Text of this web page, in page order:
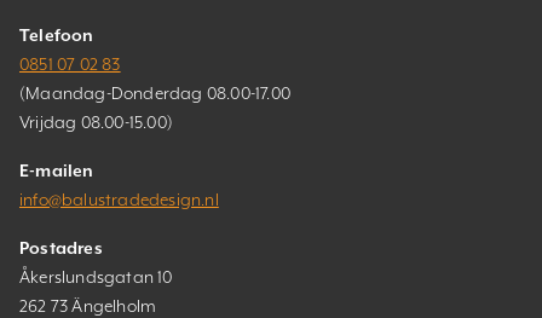
Telefoon
0851 07 02 83
(Maandag-Donderdag 08.00-17.00
Vrijdag 08.00-15.00)
E-mailen
info@balustradedesign.nl
Postadres
Åkerslundsgatan 10
262 73 Ängelholm